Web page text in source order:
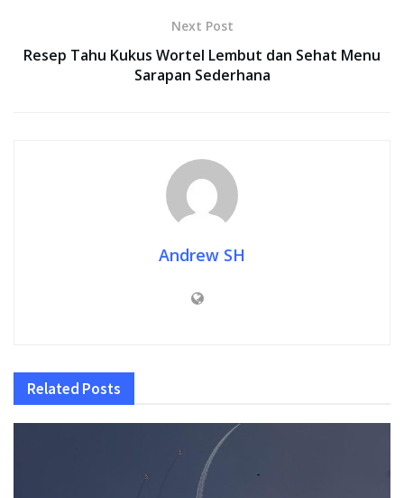
Next Post
Resep Tahu Kukus Wortel Lembut dan Sehat Menu
Sarapan Sederhana
Andrew SH
Related Posts